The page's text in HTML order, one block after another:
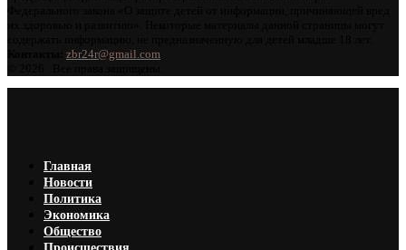
zbr24r@gmail.com
Главная
Новости
Политика
Экономика
Общество